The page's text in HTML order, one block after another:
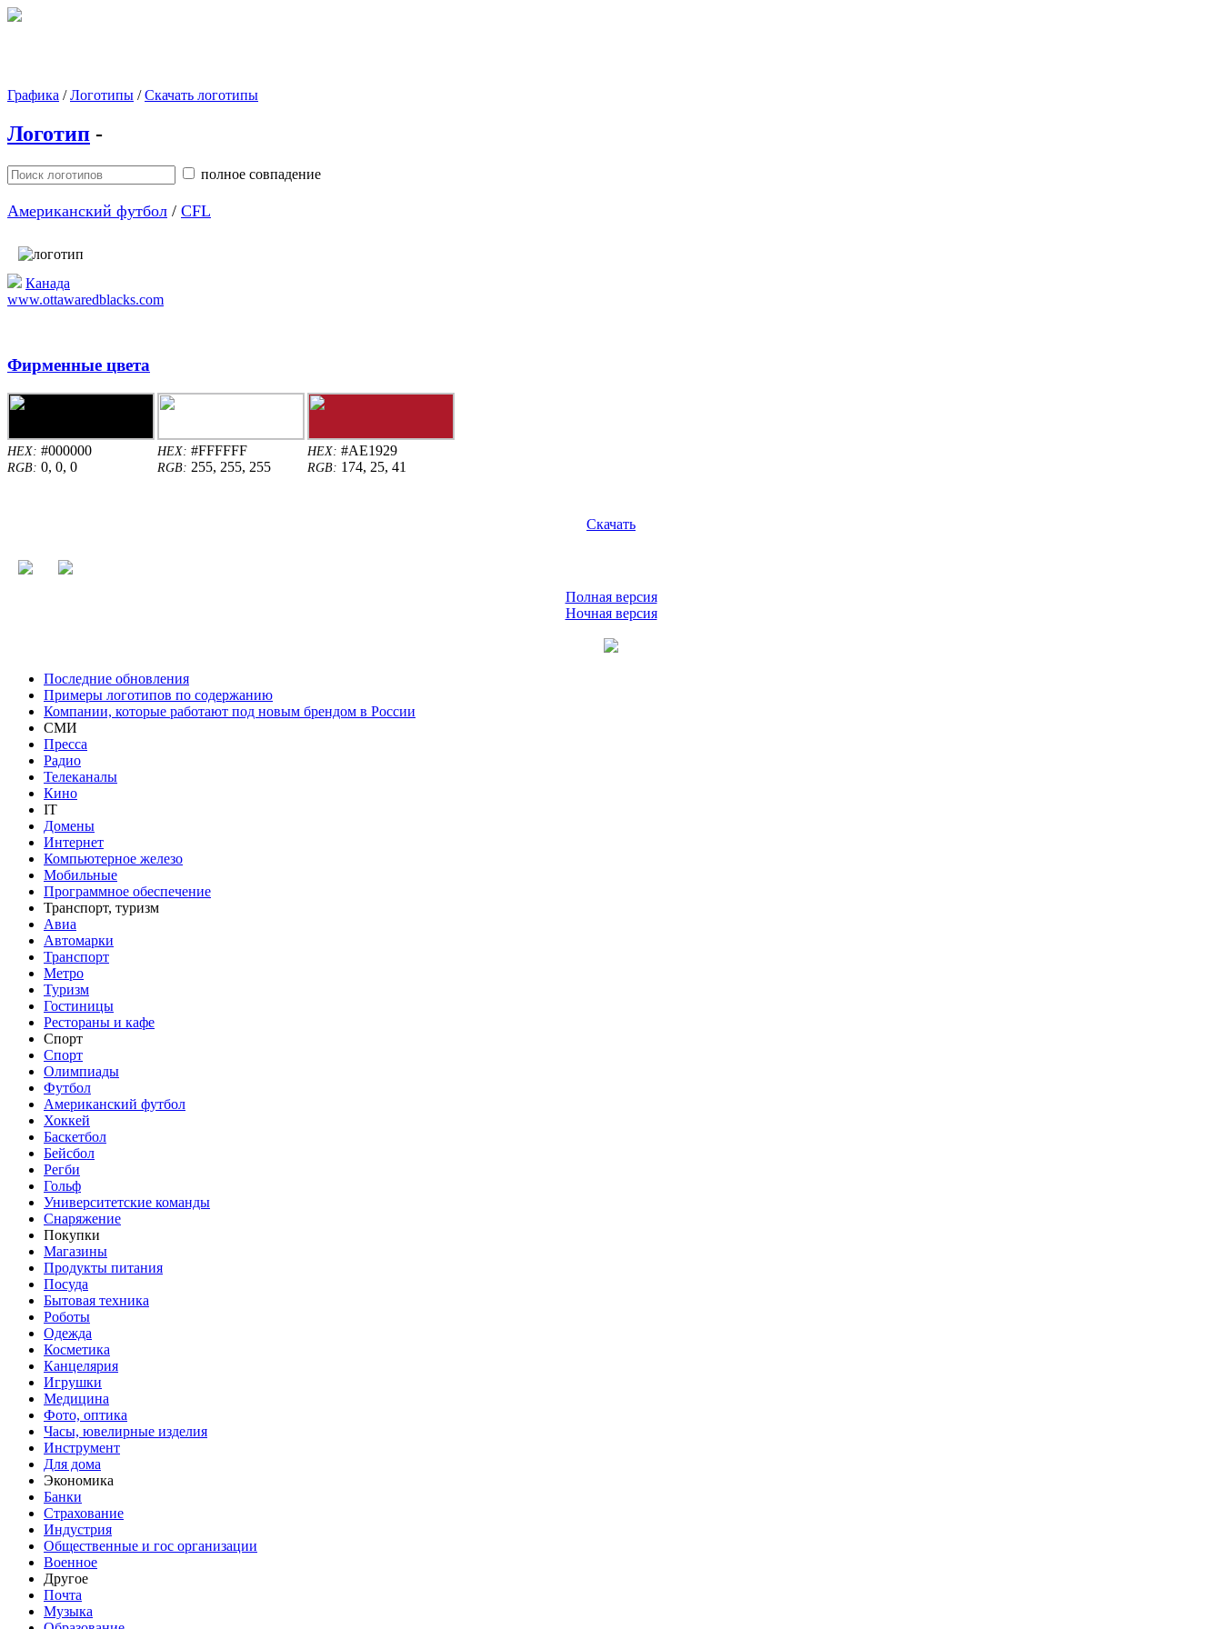
Графика /Логотипы /Скачать логотипы
Логотип -
полное совпадение
Американский футбол / CFL
Канада
www.ottawaredblacks.com
Фирменные цвета
HEX: #000000
RGB: 0, 0, 0
HEX: #FFFFFF
RGB: 255, 255, 255
HEX: #AE1929
RGB: 174, 25, 41
Скачать
Полная версия
Ночная версия
Последние обновления
Примеры логотипов по содержанию
Компании, которые работают под новым брендом в России
СМИ
Пресса
Радио
Телеканалы
Кино
IT
Домены
Интернет
Компьютерное железо
Мобильные
Программное обеспечение
Транспорт, туризм
Авиа
Автомарки
Транспорт
Метро
Туризм
Гостиницы
Рестораны и кафе
Спорт
Спорт
Олимпиады
Футбол
Американский футбол
Хоккей
Баскетбол
Бейсбол
Регби
Гольф
Университетские команды
Снаряжение
Покупки
Магазины
Продукты питания
Посуда
Бытовая техника
Роботы
Одежда
Косметика
Канцелярия
Игрушки
Медицина
Фото, оптика
Часы, ювелирные изделия
Инструмент
Для дома
Экономика
Банки
Страхование
Индустрия
Общественные и гос организации
Военное
Другое
Почта
Музыка